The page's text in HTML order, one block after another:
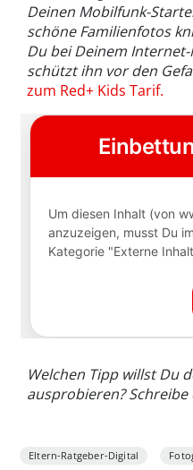
Deinen Mobilfunk-
schöne Familienfotos
Du bei Deinem
schützt ihn vor den
zum Red+ Kids Tarif.
Welchen Tipp willst Du
ausprobieren?
Eltern-Ratgeber-Digital